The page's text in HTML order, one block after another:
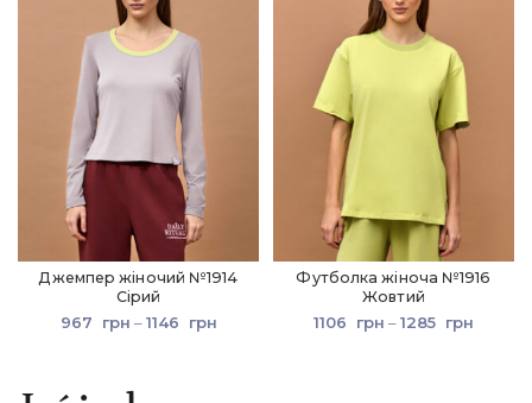
Джемпер жіночий №1914
Сірий
967 грн – 1146 грн
Футболка жіноча №1916
Жовтий
1106 грн –1285 грн